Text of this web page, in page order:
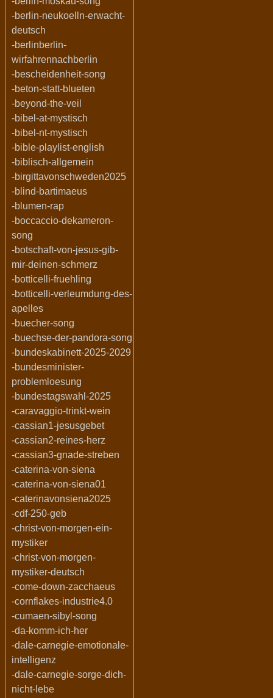
-berlin-neukoelln-erwacht-
deutsch
-berlinberlin-
wirfahrennachberlin
-bescheidenheit-song
-beton-statt-blueten
-beyond-the-veil
-bibel-at-mystisch
-bibel-nt-mystisch
-bible-playlist-english
-biblisch-allgemein
-birgittavonschweden2025
-blind-bartimaeus
-blumen-rap
-boccaccio-dekameron-
song
-botschaft-von-jesus-gib-
mir-deinen-schmerz
-botticelli-fruehling
-botticelli-verleumdung-des-
apelles
-buecher-song
-buechse-der-pandora-song
-bundeskabinett-2025-2029
-bundesminister-
problemloesung
-bundestagswahl-2025
-caravaggio-trinkt-wein
-cassian1-jesusgebet
-cassian2-reines-herz
-cassian3-gnade-streben
-caterina-von-siena
-caterina-von-siena01
-caterinavonsiena2025
-cdf-250-geb
-christ-von-morgen-ein-
mystiker
-christ-von-morgen-
mystiker-deutsch
-come-down-zacchaeus
-cornflakes-industrie4.0
-cumaen-sibyl-song
-da-komm-ich-her
-dale-carnegie-emotionale-
intelligenz
-dale-carnegie-sorge-dich-
nicht-lebe